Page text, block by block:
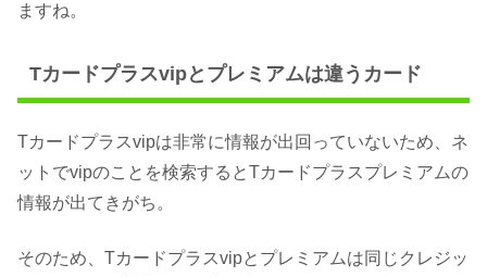
ますね。
Tカードプラスvipとプレミアムは違うカード
Tカードプラスvipは非常に情報が出回っていないため、ネ
ットでvipのことを検索するとTカードプラスプレミアムの
情報が出てきがち。
そのため、Tカードプラスvipとプレミアムは同じクレジッ